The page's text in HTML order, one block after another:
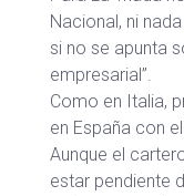
Nacional, ni
si no se apunta
empresarial”.
Como en Italia,
en España con
Aunque el
estar pendiente